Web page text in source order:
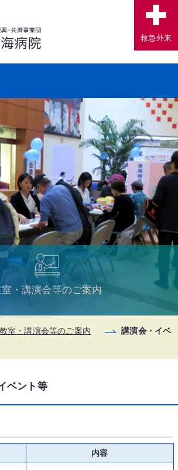
救急外来
・講演会等のご案内
教室・講演会等のご案内
講演会・イベ
ベント等
内容